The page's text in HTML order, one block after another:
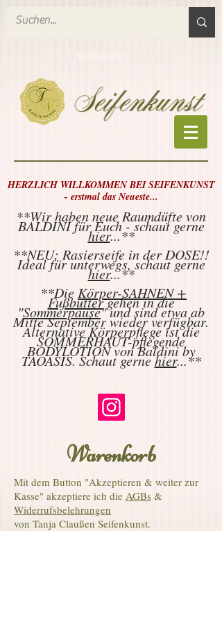
Warenkorb:
HERZLICH WILLKOMMEN BEI SEIFENKUNST
- erstmal das Neueste...
**Wir haben neue Raumdüfte von
BALDINI für Euch - schaut gerne
hier...**
**NEU: Rasierseife in der DOSE!!
Ideal für unterwegs, schaut gerne
hier...**
**Die Körper-SAHNEN +
Fußbuttergehen in die
"Sommerpause" und sind etwa ab
Mitte September wieder verfügbar.
Alternative Körperpflege ist die
SOMMERHAUT-pflegende
BODYLOTION von Baldini by
TAOASIS. Schaut gernehier...**
Warenkorb
Mit dem Button "Akzeptieren & weiter zur
Kasse" akzeptiere ich die AGBs &
Widerrufsbelehrungen
von Tanja Claußen Seifenkunst.